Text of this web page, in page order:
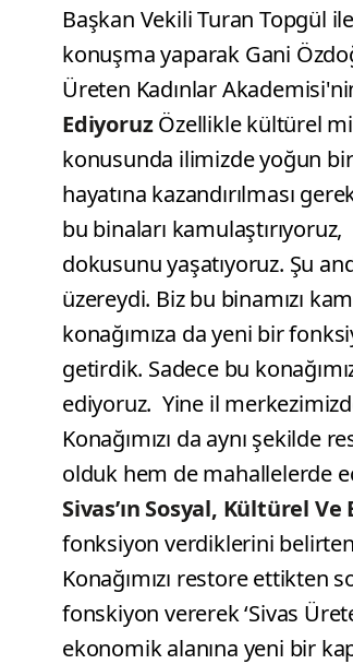
Başkan Vekili Turan Topgül
konuşma yaparak Gani
Üreten Kadınlar
EdiyoruzÖzellikle kültürel
konusunda ilimizde yoğun bir
hayatına kazandırılması
bu binaları
dokusunu yaşatıyoruz. Şu
üzereydi. Biz bu binamızı
konağımıza da yeni bir
getirdik. Sadece bu
ediyoruz. Yine il
Konağımızı da aynı
olduk hem de mahallelerde
Sivas’ın Sosyal, Kültürel
fonksiyon verdiklerini belirten
Konağımızı restore ettikten
fonskiyon vererek ‘Sivas
ekonomik alanına yeni bir